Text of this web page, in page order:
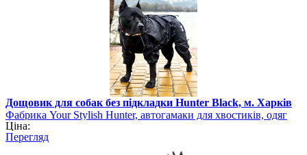
Дощовик для собак без підкладки Hunter Black, м. Харків
Фабрика Your Stylish Hunter, автогамаки для хвостиків, одяг
для собак
Ціна:
Перегляд